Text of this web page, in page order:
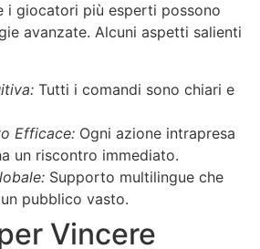
i giocatori più esperti possono
avanzate. Alcuni aspetti salienti
Tutti i comandi sono chiari e
Efficace: Ogni azione intrapresa
un riscontro immediato.
Supporto multilingue che
pubblico vasto.
Vincere